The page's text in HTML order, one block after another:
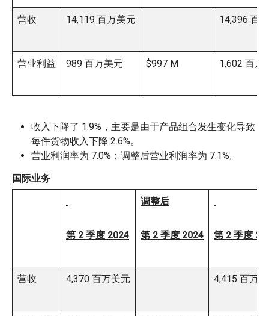
营收 14,119 百万美元 14,396 百
营业利益 989 百万美元 $997 M 1,602 百万
收入下降了 1.9%，主要是由于产品组合发生变化导致
每件货物收入下降 2.6%。
营业利润率为 7.0%；调整后营业利润率为 7.1%。
国际业务
第 2 季度 2024
调整后
第 2 季度 2024 第 2 季度
营收 4,370 百万美元 4,415 百万